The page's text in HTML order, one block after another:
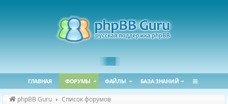
ГЛАВНАЯ ФОРУМЫ ФАЙЛЫ БАЗА ЗНАНИЙ
phpBB Guru Список форумов